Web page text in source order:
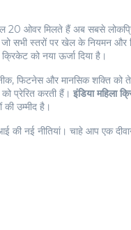
20 ओवर मिलते हैंअब सबसे
जो सभी स्तरों पर खेल के नियमन
को नया ऊर्जा दिया है।
और मानसिक शक्ति को
प्रेरित करती हैं। इंडिया महिला
उम्मीद है।
की नई नीतियां। चाहे आप एक